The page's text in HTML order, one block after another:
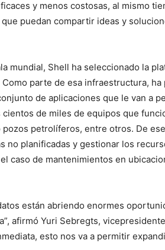
y menos costosas, al mismo
puedan compartir ideas y
mundial, Shell ha seleccionado la
parte de esa infraestructura, ha
de aplicaciones que le van a
de miles de equipos que
petrolíferos, entre otros. De
no planificadas y gestionar los
caso de mantenimientos en
están abriendo enormes
afirmó Yuri Sebregts,
esto nos va a permitir